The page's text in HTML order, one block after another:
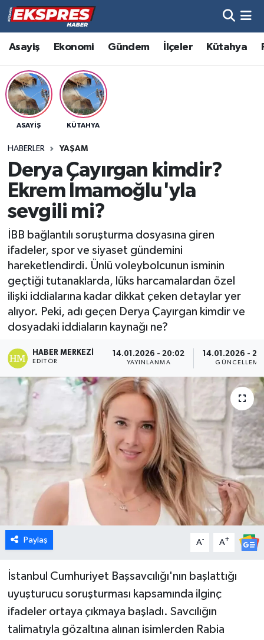
Asayiş Ekonomi Gündem İlçeler Kütahya
ASAYIŞ KÜTAHYA
HABERLER YAŞAM
Derya Çayırgan kimdir?
Ekrem İmamoğlu'yla
sevgili mi?
İBB bağlantılı soruşturma dosyasına giren
ifadeler, spor ve siyaset gündemini
hareketlendirdi. Ünlü voleybolcunun isminin
geçtiği tutanaklarda, lüks harcamalardan özel
ilişki iddialarına kadar dikkat çeken detaylar yer
alıyor. Peki, adı geçen Derya Çayırgan kimdir ve
dosyadaki iddiaların kaynağı ne?
HABER MERKEZI
EDITÖR
14.01.2026 - 20:02
YAYINLANMA
14.01.2026 -
GÜNCELLEME
Paylaş A- A+
İstanbul Cumhuriyet Başsavcılığı'nın başlattığı
uyuşturucu soruşturması kapsamında ilginç
ifadeler ortaya çıkmaya başladı. Savcılığın
talimatıyla gözaltına alınan isimlerden Rabia
Altıntaş
Asayiş
Aslanapa
Bölge
Çavdarhisar
Dumlupınar
Dünya
Eğitim
Emet
Gediz
Genel
Gündem
Hisarcık
Kültür Sanat
Hava Durumu
Trafik Durumu
Süper Lig Puan Durumu ve Fikstür
Son Dakika Haberleri
Haber Arşivi